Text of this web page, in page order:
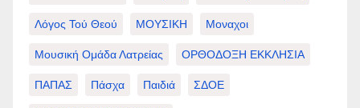
Λόγος Τού Θεού ΜΟΥΣΙΚΗ Μοναχοι
Μουσική Ομάδα Λατρείας ΟΡΘΟΔΟΞΗ ΕΚΚΛΗΣΙΑ
ΠΑΠΑΣ Πάσχα Παιδιά ΣΔΟΕ